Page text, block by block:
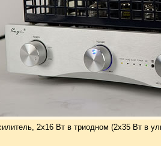
2х16 Вт в триодном (2х35 Вт в